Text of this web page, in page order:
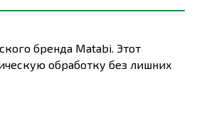
бренда Matabi. Этот
обработку без лишних